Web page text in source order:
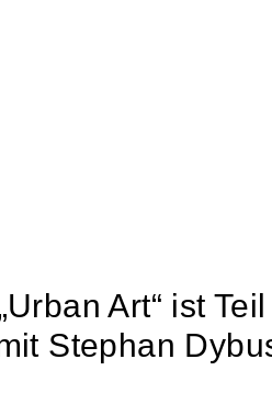
Art“ ist
Stephan